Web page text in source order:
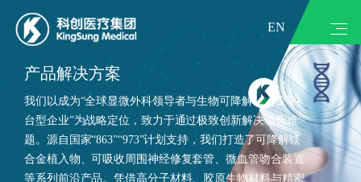
EN
产品解决方案
我们以成为“全球显微外科领导者与生物可降解镁合金平
台型企业”为战略定位，致力于通过极致创新解决临床难
题。源自国家“863”“973”计划支持，我们打造了可降解镁
合金植入物、可吸收周围神经修复套管、微血管吻合装置
等系列前沿产品。凭借高分子材料、胶原生物材料与精密